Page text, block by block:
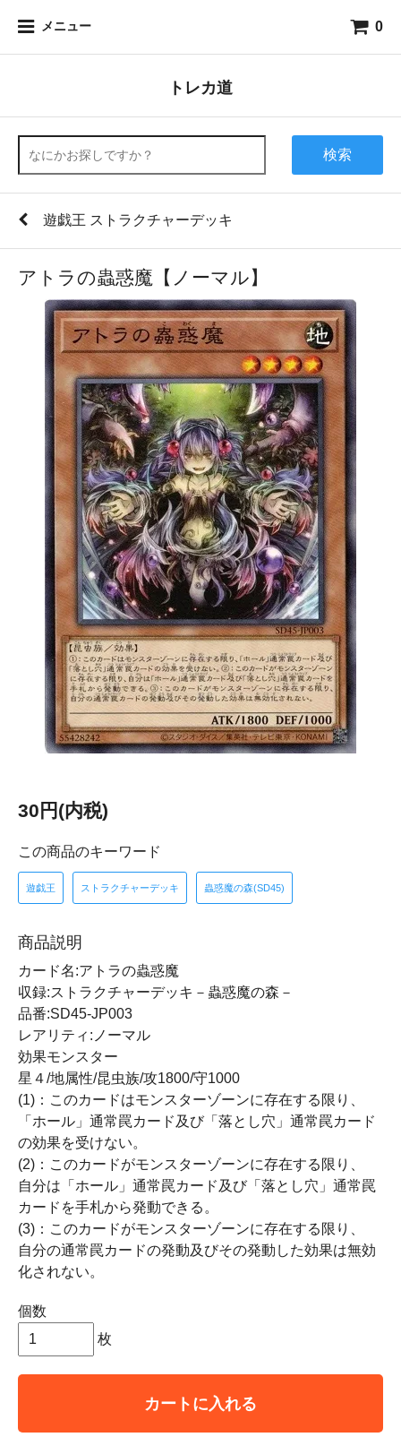
メニュー 0
トレカ道
検索
遊戯王 ストラクチャーデッキ
アトラの蟲惑魔【ノーマル】
30円(内税)
この商品のキーワード
遊戯王 ストラクチャーデッキ 蟲惑魔の森(SD45)
商品説明
カード名:アトラの蟲惑魔
収録:ストラクチャーデッキ－蟲惑魔の森－
品番:SD45-JP003
レアリティ:ノーマル
効果モンスター
星４/地属性/昆虫族/攻1800/守1000
(1)：このカードはモンスターゾーンに存在する限り、
「ホール」通常罠カード及び「落とし穴」通常罠カード
の効果を受けない。
(2)：このカードがモンスターゾーンに存在する限り、
自分は「ホール」通常罠カード及び「落とし穴」通常罠
カードを手札から発動できる。
(3)：このカードがモンスターゾーンに存在する限り、
自分の通常罠カードの発動及びその発動した効果は無効
化されない。
個数
枚
カートに入れる